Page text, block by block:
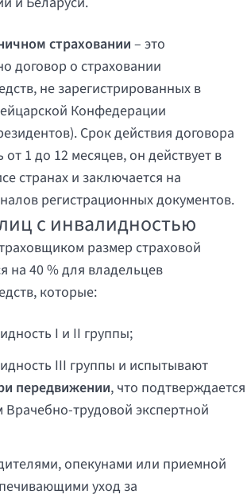
страховании – это
договор о страховании
не зарегистрированных в
Конфедерации
Срок действия договора
от 1 до 12 месяцев, он действует в
странах и заключается на
регистрационных документов.
с инвалидностью
размер страховой
на 40 % для владельцев
которые:
I и II группы;
III группы и испытывают
передвижении, что подтверждается
трудовой экспертной
опекунами или приемной
уход за